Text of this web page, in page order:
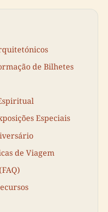
de Bilhetes
Especiais
de Viagem